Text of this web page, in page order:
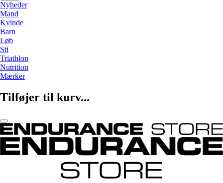
Nyheder
Mand
Kvinde
Barn
Løb
Sti
Triathlon
Nutrition
Mærker
Tilføjer til kurv...